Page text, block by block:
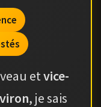
etvice-
, je sais